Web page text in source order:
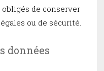
de conserver
ou de sécurité.
données